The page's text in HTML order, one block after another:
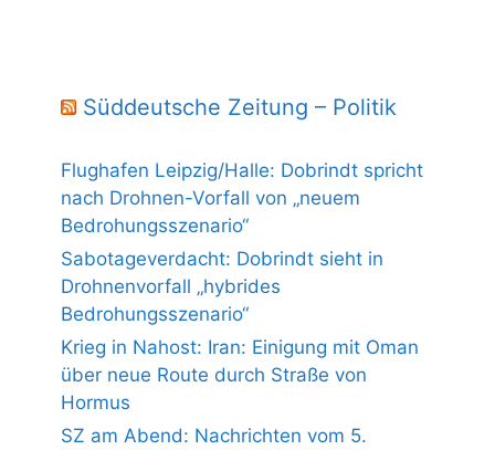
Süddeutsche Zeitung – Politik
Flughafen Leipzig/Halle: Dobrindt spricht
nach Drohnen-Vorfall von „neuem
Bedrohungsszenario“
Sabotageverdacht: Dobrindt sieht in
Drohnenvorfall „hybrides
Bedrohungsszenario“
Krieg in Nahost: Iran: Einigung mit Oman
über neue Route durch Straße von
Hormus
SZ am Abend: Nachrichten vom 5.